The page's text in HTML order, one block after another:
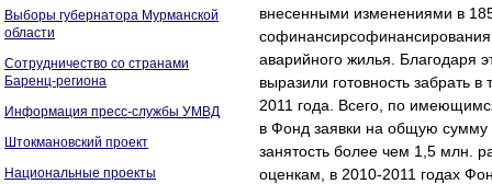
Выборы губернатора Мурманской
области
Сотрудничество со странами
Баренц-региона
Информация пресс-службы УМВД
Штокмановский проект
Национальные проекты
внесенными изменениями в
аварийного жилья. Благодаря
выразили готовность забрать
2011 года. Всего, по
в Фонд заявки на общую сумму
занятость более чем 1,5 млн.
оценкам, в 2010-2011 годах